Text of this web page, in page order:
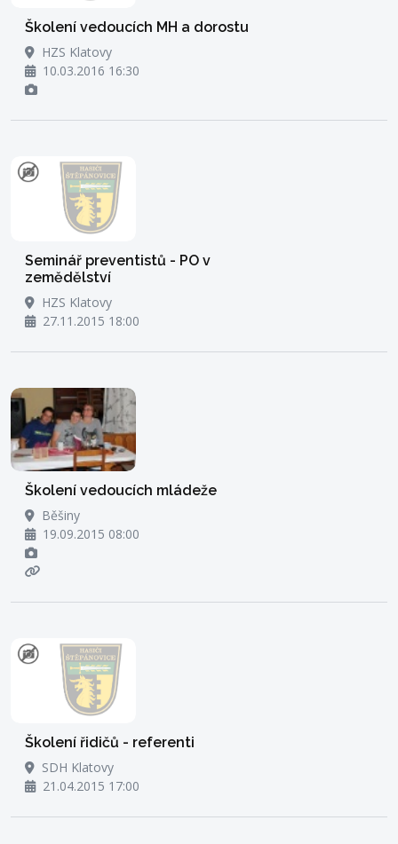
Školení vedoucích MH a dorostu
HZS Klatovy
10.03.2016 16:30
Seminář preventistů - PO v
zemědělství
HZS Klatovy
27.11.2015 18:00
Školení vedoucích mládeže
Běšiny
19.09.2015 08:00
Školení řidičů - referenti
SDH Klatovy
21.04.2015 17:00